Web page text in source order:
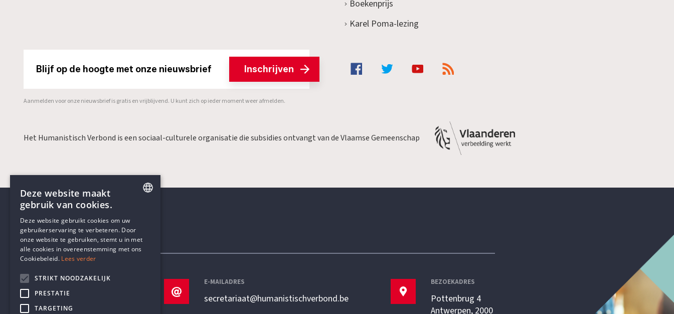
Boekenprijs
Karel Poma-lezing
Blijf op de hoogte met onze nieuwsbrief Inschrijven
Aanmelden voor onze nieuwsbrief is gratis en vrijblijvend. U kunt zich op ieder moment weer afmelden.
Het Humanistisch Verbond is een sociaal-culturele organisatie die subsidies ontvangt van de Vlaamse Gemeenschap
Contactgegevens
TELEFOON
+32 3 233 70 32
E-MAILADRES
secretariaat@humanistischverbond.be
BEZOEKADRES
Pottenbrug 4
Antwerpen, 2000
DUTCH
Deze website maakt
gebruik van cookies.
Deze website gebruikt cookies om uw
gebruikerservaring te verbeteren. Door
onze website te gebruiken, stemt u in met
alle cookies in overeenstemming met ons
Cookiebeleid. Lees verder
STRIKT NOODZAKELIJK
PRESTATIE
TARGETING